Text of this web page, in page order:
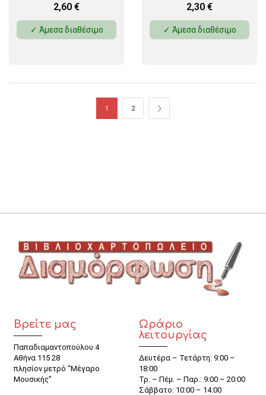
2,60 €
✓ Άμεσα διαθέσιμο
2,30 €
✓ Άμεσα διαθέσιμο
1 2
Βρείτε μας
Παπαδιαμαντοπούλου 4
Αθήνα 115 28
πλησίον μετρό “Μέγαρο
Μουσικής”
Ωράριο
λειτουργίας
Δευτέρα – Τετάρτη: 9:00 –
18:00
Τρ. – Πέμ. – Παρ.: 9:00 – 20:00
Σάββατο: 10:00 – 14:00